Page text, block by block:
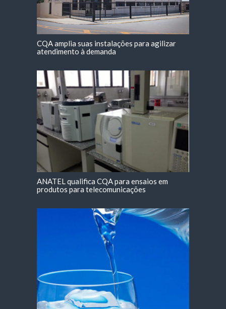
CQA amplia suas instalações para agilizar
atendimento à demanda
ANATEL qualifica CQA para ensaios em
produtos para telecomunicações